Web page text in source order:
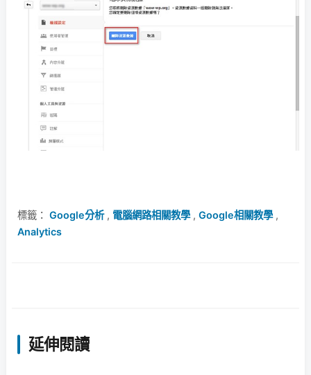
標籤： Google分析, 電腦網路相關教學, Google相關教學,
Analytics
延伸閱讀